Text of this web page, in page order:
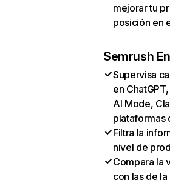
mejorar tu
posición en
Semrush
Supervisa
en
AI Mode,
plataformas
Filtra la
nivel de
Compara la
con las de